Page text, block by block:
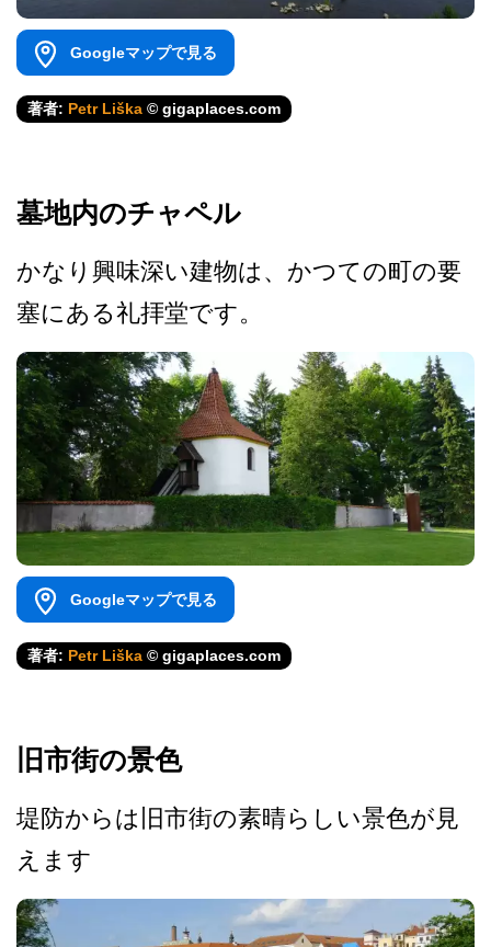
Googleマップで見る
著者: Petr Liška © gigaplaces.com
墓地内のチャペル
かなり興味深い建物は、かつ­ての町の要
塞にある礼拝堂です。
Googleマップで見る
著者: Petr Liška © gigaplaces.com
旧市街の景色
堤防からは旧市街の素晴らし­い景色が見
えます